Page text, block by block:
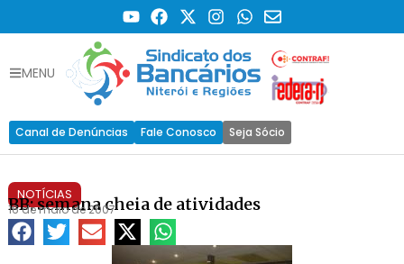
MENU
Canal de Denúncias Fale Conosco Seja Sócio
NOTÍCIAS
BB: semana cheia de atividades
16 de maio de 2007